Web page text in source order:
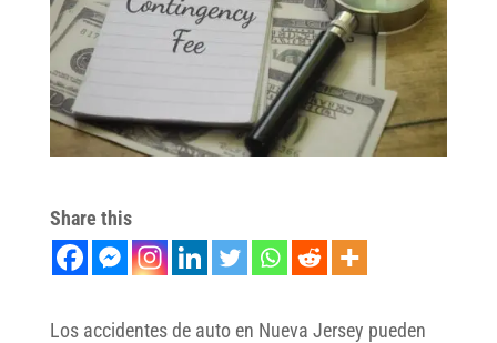
Share this
Los accidentes de auto en Nueva Jersey pueden